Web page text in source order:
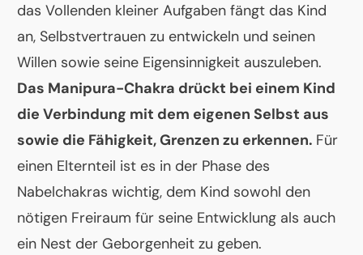
das Vollenden kleiner Aufgaben fängt das Kind
an, Selbstvertrauen zu entwickeln und seinen
Willen sowie seine Eigensinnigkeit auszuleben.
Das Manipura-Chakra drückt bei einem Kind
die Verbindung mit dem eigenen Selbst aus
sowie die Fähigkeit, Grenzen zu erkennen. Für
einen Elternteil ist es in der Phase des
Nabelchakras wichtig, dem Kind sowohl den
nötigen Freiraum für seine Entwicklung als auch
ein Nest der Geborgenheit zu geben.